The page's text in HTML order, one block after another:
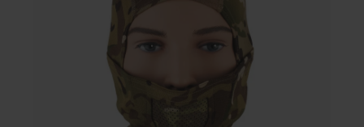
Designs in verschiedenen authentischen Farben und
Tarnmustern verfügbar.Entwickelt für Airsoft-Spieler, die Wert
auf Performance und Stil legen.